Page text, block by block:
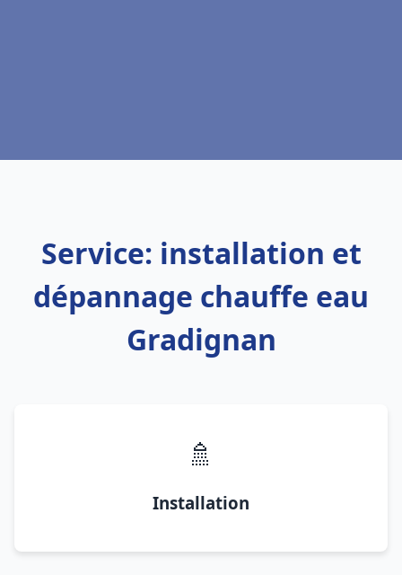
Service: installation et
dépannage chauffe eau
Gradignan
🚿
Installation